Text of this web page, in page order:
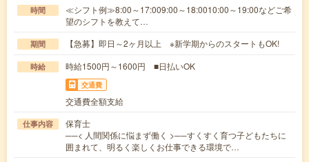
時間
≪シフト例≫8:00～17:009:00～18:0010:00～19:00などご希
望のシフトを教えて…
期間 【急募】即日～2ヶ月以上 ※新学期からのスタートもOK!
時給 時給1500円～1600円 ■日払いOK
交通費
交通費全額支給
仕事内容
保育士
──< 人間関係に悩まず働く >──すくすく育つ子どもたちに
囲まれて、明るく楽しくお仕事できる環境で…